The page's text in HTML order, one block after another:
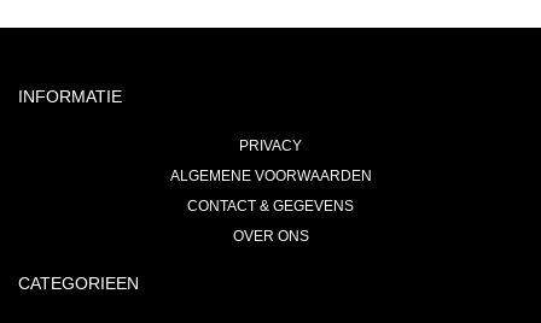
INFORMATIE
PRIVACY
ALGEMENE VOORWAARDEN
CONTACT & GEGEVENS
OVER ONS
CATEGORIEEN